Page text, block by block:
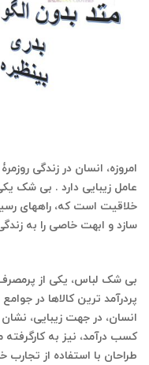
امروزه، انسان در زندگی
عامل زیبایی دارد . بی شک
خلاقیت است که، راههای
سازد و ابهت خاصی را به
بی شک لباس، یکی از پرمصرف
پردرآمد ترین کالاها در
انسان، در جهت زیبایی،
کسب درآمد، نیز به
طراحان با استفاده از